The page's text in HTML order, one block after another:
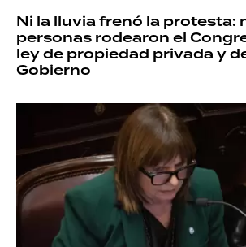
Ni la lluvia frenó la protesta:
personas rodearon el
ley de propiedad privada y
Gobierno